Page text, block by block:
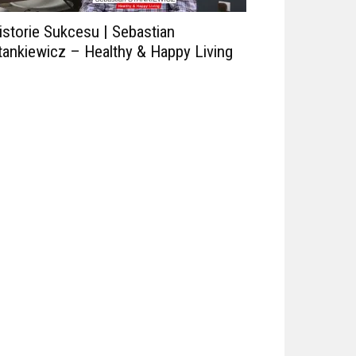
Sukcesu | Sebastian
– Healthy & Happy Living